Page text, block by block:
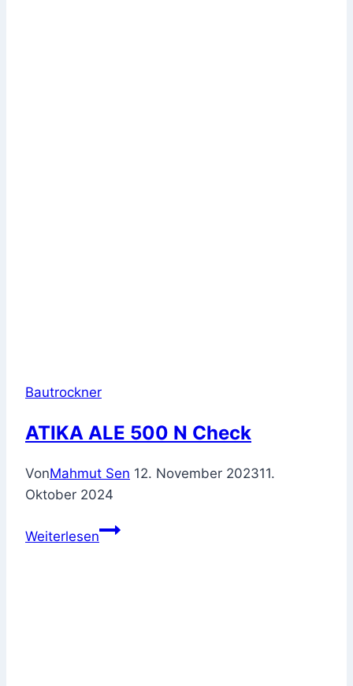
Bautrockner
ATIKA ALE 500 N Check
VonMahmut Sen 12. November 202311.
Oktober 2024
WeiterlesenATIKA